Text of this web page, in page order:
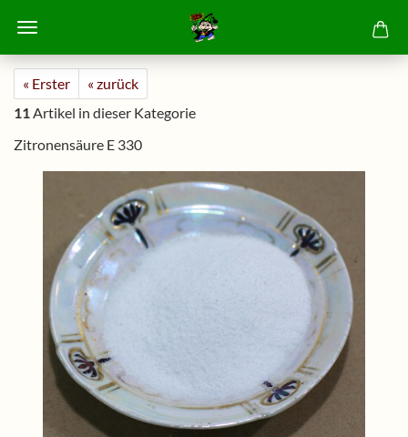
« Erster
« zurück
11Artikel in dieser Kategorie
Zitronensäure E 330